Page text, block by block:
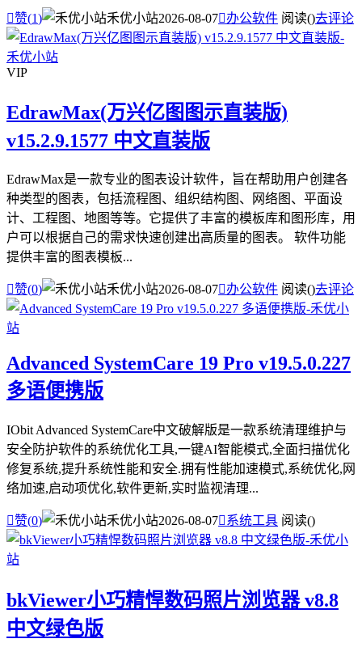
赞(1) 禾优小站2026-08-07办公软件 阅读()去评论
VIP
EdrawMax(万兴亿图图示直装版)
v15.2.9.1577 中文直装版
EdrawMax是一款专业的图表设计软件，旨在帮助用户创建各
种类型的图表，包括流程图、组织结构图、网络图、平面设
计、工程图、地图等等。它提供了丰富的模板库和图形库，用
户可以根据自己的需求快速创建出高质量的图表。 软件功能
提供丰富的图表模板...
赞(0) 禾优小站2026-08-07办公软件 阅读()去评论
Advanced SystemCare 19 Pro v19.5.0.227
多语便携版
IObit Advanced SystemCare中文破解版是一款系统清理维护与
安全防护软件的系统优化工具,一键AI智能模式,全面扫描优化
修复系统,提升系统性能和安全.拥有性能加速模式,系统优化,网
络加速,启动项优化,软件更新,实时监视清理...
赞(0) 禾优小站2026-08-07系统工具 阅读()
bkViewer小巧精悍数码照片浏览器 v8.8
中文绿色版